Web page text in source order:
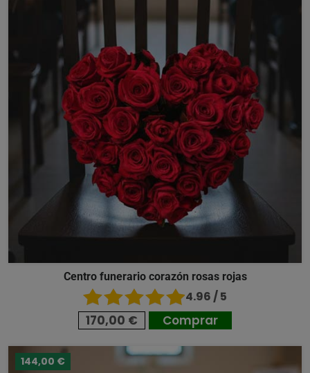
Centro funerario corazón rosas rojas
4.96 / 5
170,00 € Comprar
144,00 €